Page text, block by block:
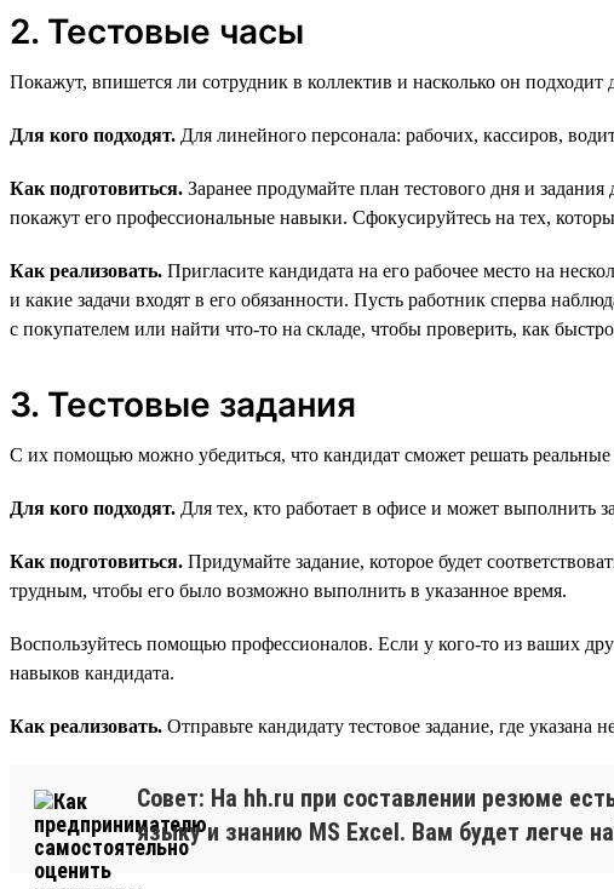
2. Тестовые часы
Покажут, впишется ли сотрудник в коллектив и насколько он подходит
Для кого подходят. Для линейного персонала: рабочих, кассиров,
Как подготовиться. Заранее продумайте план тестового дня и
покажут его профессиональные навыки. Сфокусируйтесь на тех,
Как реализовать. Пригласите кандидата на его рабочее место на
и какие задачи входят в его обязанности. Пусть работник сперва
с покупателем или найти что-то на складе, чтобы проверить, как
3. Тестовые задания
С их помощью можно убедиться, что кандидат сможет решать реальные
Для кого подходят. Для тех, кто работает в офисе и может выполнить
Как подготовиться. Придумайте задание, которое будет
трудным, чтобы его было возможно выполнить в указанное время.
Воспользуйтесь помощью профессионалов. Если у кого-то из ваших
навыков кандидата.
Как реализовать. Отправьте кандидату тестовое задание, где
Совет: На hh.ru при составлении резюме
языку и знанию MS Excel. Вам будет легче